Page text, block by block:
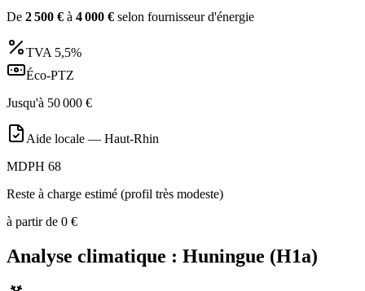
De 2 500 € à 4 000 € selon fournisseur d'énergie
TVA 5,5%
Éco-PTZ
Jusqu'à 50 000 €
Aide locale — Haut-Rhin
MDPH 68
Reste à charge estimé (profil très modeste)
à partir de 0 €
Analyse climatique : Huningue (H1a)